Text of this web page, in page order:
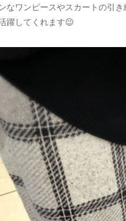
なワンピースやスカートの引
躍してくれます😉